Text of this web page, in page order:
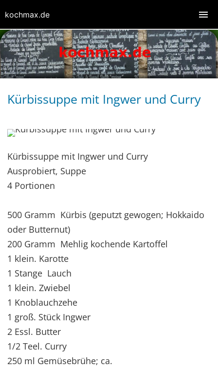
Kürbissuppe mit Ingwer und Curry
Kürbissuppe mit Ingwer und Curry
Ausprobiert, Suppe
4 Portionen
500 Gramm Kürbis (geputzt gewogen; Hokkaido
oder Butternut)
200 Gramm Mehlig kochende Kartoffel
1 klein. Karotte
1 Stange Lauch
1 klein. Zwiebel
1 Knoblauchzehe
1 groß. Stück Ingwer
2 Essl. Butter
1/2 Teel. Curry
250 ml Gemüsebrühe; ca.
kochmax.de